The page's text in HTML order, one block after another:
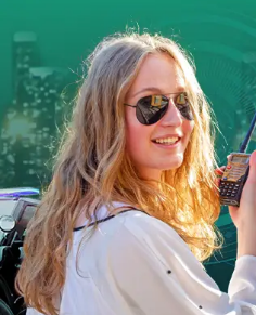
INT AT
ES
FR
IT
NL
Prenota
Acquista i